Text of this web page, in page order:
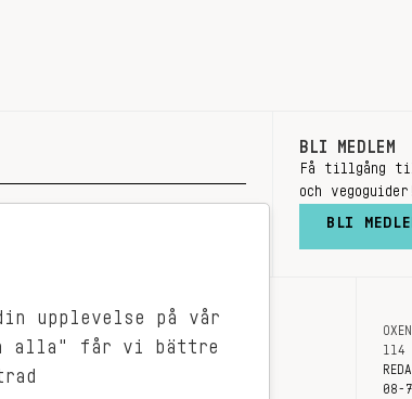
BLI MEDLEM
Få tillgång
och vegoguider!
BLI
OM OSS
114
08-
upplevelse på vår
alla" får vi bättre